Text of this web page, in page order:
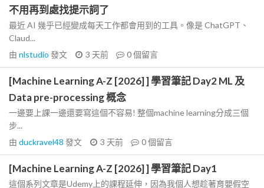
不用再到處找提示詞了
最近 AI 幾乎已經變成每天工作都會用到的工具。像是 ChatGPT、
Claud...
由 nlstudio 發文 3 天前 0個留言
[Machine Learning A-Z [2026] ] 學習筆記 Day2 ML 及
Data pre-processing 概念
一邊要上課一邊還要寫這個不容易! 整個machine learning分成三個
步...
由 duckravel48 發文 3 天前 0個留言
[Machine Learning A-Z [2026] ] 學習筆記 Day1
這個系列文章是Udemy上的課程延伸，因為我個人想趁著育嬰假空